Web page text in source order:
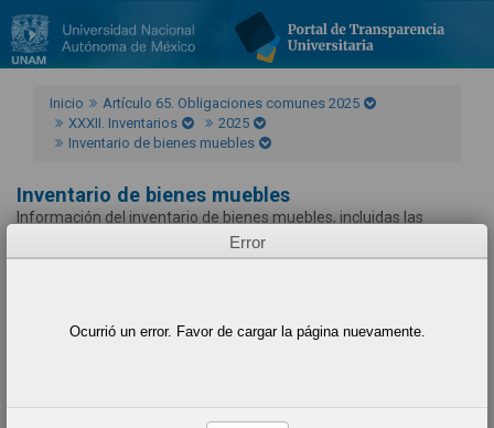
Inicio
Artículo 65. Obligaciones comunes 2025
XXXII. Inventarios
2025
Inventario de bienes muebles
Inventario de bienes muebles
Información del inventario de bienes muebles, incluidas las
colecciones y acervos, que tengan a su cargo y/o les hayan sido
asignados para el ejercicio de sus funciones; tanto si son de su
Ejercicio Fecha de inicio del periodo que se informa Fecha de término del periodo que se informa Descripción del bien
Error
Ocurrió un error. Favor de cargar la página nuevamente.